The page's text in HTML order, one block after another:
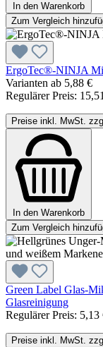
In den Warenkorb
Zum Vergleich
ErgoTec®-NINJA
Varianten ab 5,88 €
Regulärer Preis:
Preise inkl. MwSt.
In den Warenkorb
Zum Vergleich
Green Label Glas-
Glasreinigung
Regulärer Preis: 5,13
Preise inkl. MwSt.